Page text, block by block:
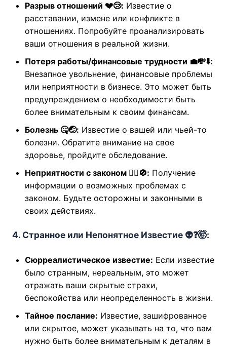
Разрыв отношений 💔😢: Известие о
расставании, измене или конфликте в
отношениях. Попробуйте проанализировать
ваши отношения в реальной жизни.
Потеря работы/финансовые трудности 💼💸⬇️:
Внезапное увольнение, финансовые проблемы
или неприятности в бизнесе. Это может быть
предупреждением о необходимости быть
более внимательным к своим финансам.
Болезнь 🤒🤕: Известие о вашей или чьей-то
болезни. Обратите внимание на свое
здоровье, пройдите обследование.
Неприятности с законом 👮‍♀️🚫: Получение
информации о возможных проблемах с
законом. Будьте осторожны и законными в
своих действиях.
4. Странное или Непонятное Известие 👽❓🤯:
Сюрреалистическое известие: Если известие
было странным, нереальным, это может
отражать ваши скрытые страхи,
беспокойства или неопределенность в жизни.
Тайное послание: Известие, зашифрованное
или скрытое, может указывать на то, что вам
нужно быть более внимательным к деталям в